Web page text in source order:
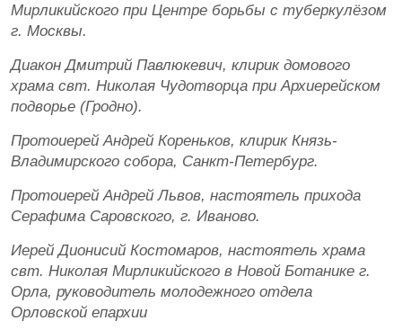
Мирликийского при Центре борьбы с туберкулёзом
г. Москвы.
Диакон Дмитрий Павлюкевич, клирик домового
храма свт. Николая Чудотворца при Архиерейском
подворье (Гродно).
Протоиерей Андрей Кореньков, клирик Князь-
Владимирского собора, Санкт-Петербург.
Протоиерей Андрей Львов, настоятель прихода
Серафима Саровского, г. Иваново.
Иерей Дионисий Костомаров, настоятель храма
свт. Николая Мирликийского в Новой Ботанике г.
Орла, руководитель молодежного отдела
Орловской епархии